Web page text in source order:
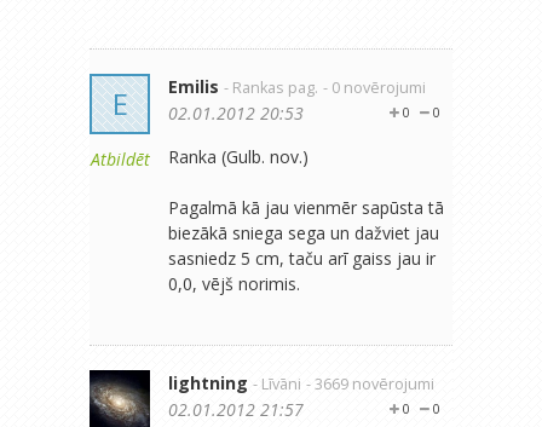
E
Atbildēt
Emilis - Rankas pag. - 0 novērojumi
0
0
02.01.2012 20:53
Ranka (Gulb. nov.)
Pagalmā kā jau vienmēr sapūsta tā
biezākā sniega sega un dažviet jau
sasniedz 5 cm, taču arī gaiss jau ir
0,0, vējš norimis.
lightning - Līvāni - 3669 novērojumi
0
0
02.01.2012 21:57